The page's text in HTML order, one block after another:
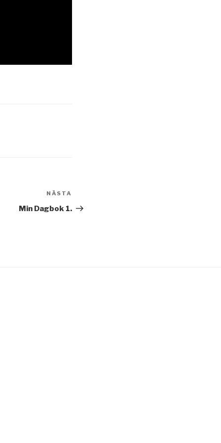
inlägg
NÄSTA
Min Dagbok 1.